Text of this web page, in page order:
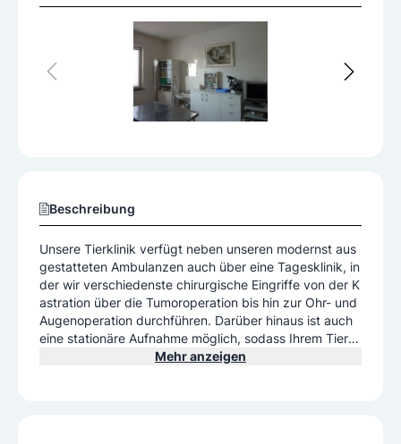
Beschreibung
Unsere Tierklinik verfügt neben unseren modernst aus
gestatteten Ambulanzen auch über eine Tagesklinik, in
der wir verschiedenste chirurgische Eingriffe von der K
astration über die Tumoroperation bis hin zur Ohr- und
Augenoperation durchführen. Darüber hinaus ist auch
eine stationäre Aufnahme möglich, sodass Ihrem Tier i
m Bedarfsfall eine hervorragende fachliche – und sehr l
Mehr anzeigen